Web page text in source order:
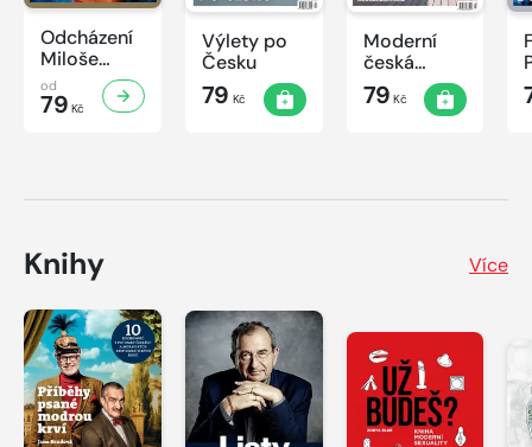
Odcházení
Miloše
Zemana
od
79 Kč
Výlety po
Česku
79 Kč
Moderní
česká
architektura
79 Kč
Knihy Více